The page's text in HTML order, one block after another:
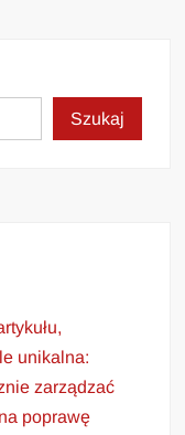
Szukaj
unikalna:
zarządzać
poprawę